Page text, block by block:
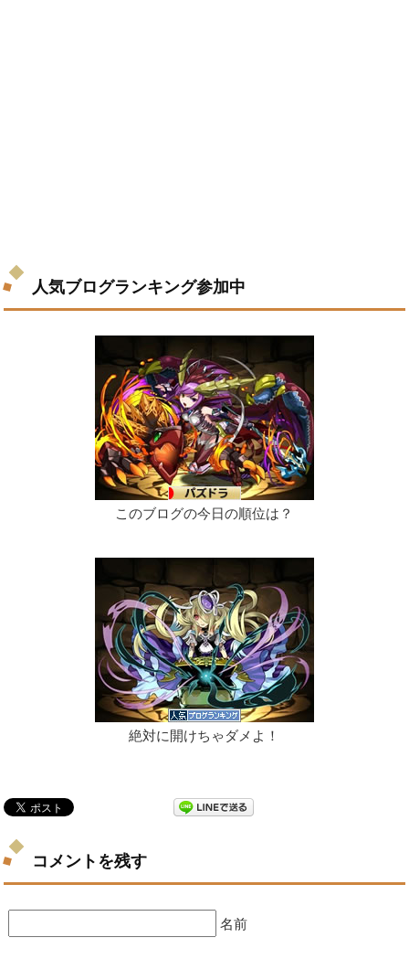
人気ブログランキング参加中
このブログの今日の順位は？
絶対に開けちゃダメよ！
コメントを残す
名前